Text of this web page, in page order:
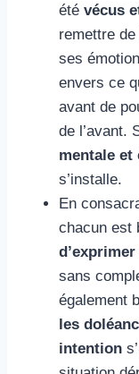
été vécus
remettre
ses
envers ce
avant de
de l’avant.
mentale et
s’installe.
En
chacun est
d’
sans
également
les
intention